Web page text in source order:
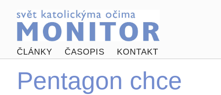
ČLÁNKY ČASOPIS KONTAKT
Pentagon chce